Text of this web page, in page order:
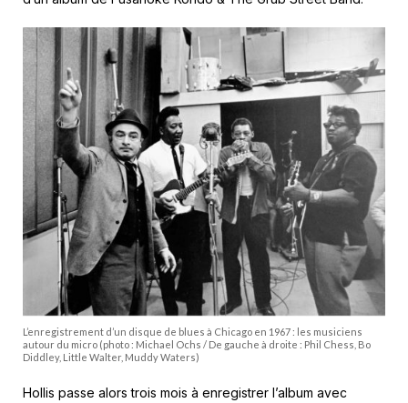
L’enregistrement d’un disque de blues à Chicago en 1967 : les musiciens
autour du micro (photo : Michael Ochs / De gauche à droite : Phil Chess, Bo
Diddley, Little Walter, Muddy Waters)
Hollis passe alors trois mois à enregistrer l’album avec